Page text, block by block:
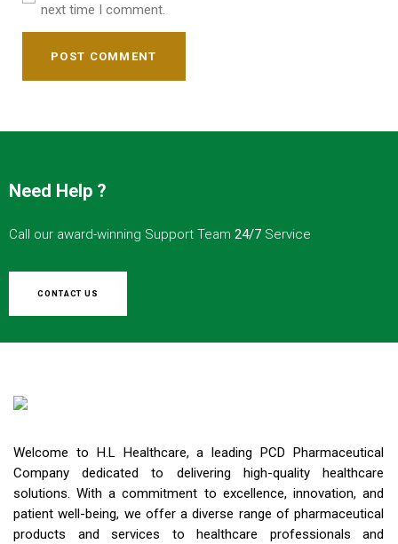
next time I comment.
POST COMMENT
Need Help ?
Call our award-winning Support Team 24/7 Service
CONTACT US
Welcome to H.L Healthcare, a leading PCD Pharmaceutical
Company dedicated to delivering high-quality healthcare
solutions. With a commitment to excellence, innovation, and
patient well-being, we offer a diverse range of pharmaceutical
products and services to healthcare professionals and